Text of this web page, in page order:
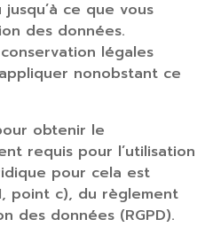
ce que vous
des données.
légales
nonobstant ce
obtenir le
requis pour l’utilisation
pour cela est
point c), du règlement
des données (RGPD).